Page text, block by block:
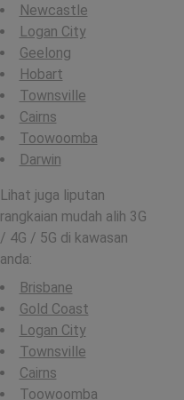
Newcastle
Logan City
Geelong
Hobart
Townsville
Cairns
Toowoomba
Darwin
Lihat juga liputan
rangkaian mudah alih 3G
/ 4G / 5G di kawasan
anda:
Brisbane
Gold Coast
Logan City
Townsville
Cairns
Toowoomba